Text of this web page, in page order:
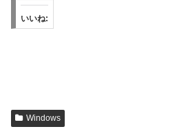
いいね:
Windows